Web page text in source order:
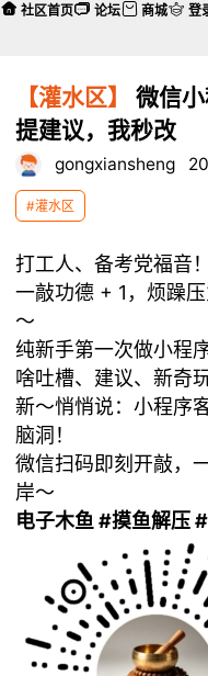
【灌水区】
微信
提建议，我秒改
gongxiansheng
#灌水区
打工人、备考党福音
一敲功德 + 1，烦躁
～
纯新手第一次做小程
啥吐槽、建议、新奇
新～悄悄说：小程序
脑洞！
微信扫码即刻开敲，
岸～
电子木鱼 #摸鱼解压
社区首页 论坛 商城 登